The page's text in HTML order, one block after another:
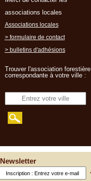
associations locales
Associations locales
> formulaire de contact
> bulletins d'adhésions
Trouver l'association forestière
correspondante à votre ville :
Newsletter